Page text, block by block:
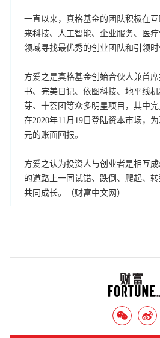
一直以来，真格基金的团队积极在
来科技、人工智能、企业服务、医
领域寻找最优秀的创业团队和引领时
方爱之是真格基金创始合伙人兼首
书、完美日记、依图科技、地平线
芽、十荟团等众多明星项目，其中
在2020年11月19日登陆资本市场，
元的账面回报。
方爱之认为投资人与创业者是相互
的道路上一同试错、跌倒、爬起、转
共同成长。（财富中文网）